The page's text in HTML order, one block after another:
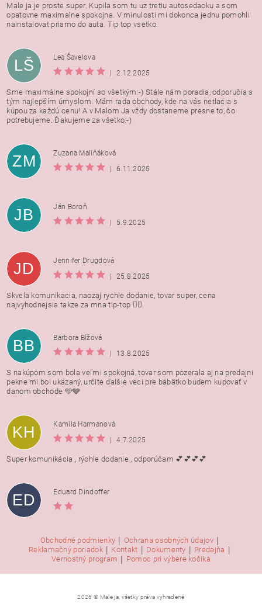
Male ja je proste super. Kupila som tu uz tretiu autosedacku a som
opatovne maximalne spokojna. V minulosti mi dokonca jednu pomohli
nainstalovat priamo do auta. Tip top vsetko.
LŠ
Lea Šavelova
|
2.12.2025
Sme maximálne spokojní so všetkým:-) Stále nám poradia, odporučia s
tým najlepším úmyslom. Mám rada obchody, kde na vás netlačia s
kúpou za každú cenu! A v Malom Ja vždy dostaneme presne to, čo
potrebujeme. Ďakujeme za všetko:-)
ZM
Zuzana Maliňáková
|
6.11.2025
JB
Ján Boroň
|
5.9.2025
JD
Jennifer Drugdová
|
25.8.2025
Skvela komunikacia, naozaj rychle dodanie, tovar super, cena
najvyhodnejsia takze za mna tip-top 👍🏻
BB
Barbora Bížová
|
13.8.2025
S nakúpom som bola veľmi spokojná, tovar som pozerala aj na predajni
pekne mi bol ukázaný, určite ďalšie veci pre bábätko budem kupovať v
danom obchode 🩵🩶
KH
Kamila Harmanovà
|
4.7.2025
Super komunikácia , rýchle dodanie , odporúčam 💕💕💕💕
ED Eduard Dindoffer
Obchodné podmienky | Ochrana osobných údajov |
Reklamačný poriadok | Kontakt | Dokumenty | Predajňa |
Vernostný program | Pomoc pri výbere kočíka
2026 © Male ja, všetky práva vyhradené